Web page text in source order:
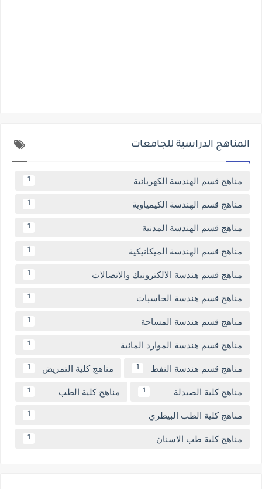
المناهج الدراسية للجامعات
مناهج قسم الهندسة الكهربائية 1
مناهج قسم الهندسة الكيمياوية 1
مناهج قسم الهندسة المدنية 1
مناهج قسم الهندسة الميكانيكية 1
مناهج قسم هندسة الالكترونيك والاتصالات 1
مناهج قسم هندسة الحاسبات 1
مناهج قسم هندسة المساحة 1
مناهج قسم هندسة الموارد المائية 1
مناهج قسم هندسة النفط 1 مناهج كلية التمريض 1
مناهج كلية الصيدلة 1 مناهج كلية الطب 1
مناهج كلية الطب البيطري 1
مناهج كلية طب الاسنان 1